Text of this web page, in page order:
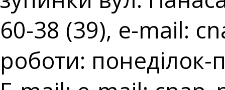
60-38 (39), e-mail:
роботи: